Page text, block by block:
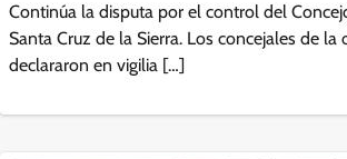
Continúa la disputa por el control del
Santa Cruz de la Sierra. Los concejales de la
declararon en vigilia […]